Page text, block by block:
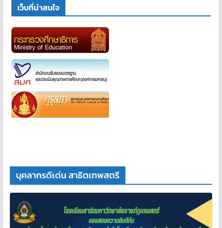
เว็บที่น่าสนใจ
บุคลากรดีเด่น สาธิตเทพสตรี